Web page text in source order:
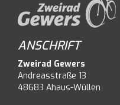
ANSCHRIFT
Zweirad Gewers
Andreasstraße 13
48683 Ahaus-Wüllen